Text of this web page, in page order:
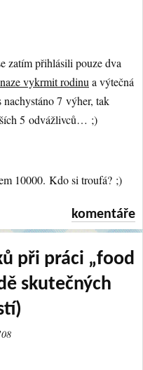
zatím přihlásili pouze dva
vykrmit rodinu a výtečná
nachystáno 7 výher, tak
5 odvážlivců… ;)
10000. Kdo si troufá? ;)
komentáře
při práci „food
skutečných